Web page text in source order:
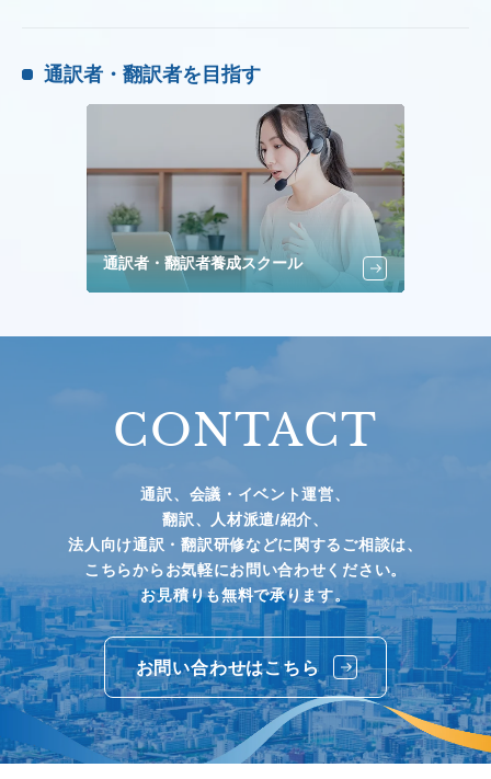
通訳者・翻訳者を目指す
通訳者・翻訳者養成スクール
CONTACT
通訳、会議・イベント運営、
翻訳、人材派遣/紹介、
法人向け通訳・翻訳研修などに関するご相談は、
こちらからお気軽にお問い合わせください。
お見積りも無料で承ります。
お問い合わせはこちら